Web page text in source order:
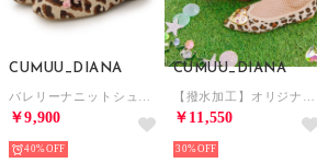
CUMUU_DIANA
￥9,900
40%
CUMUU_DIANA
￥11,550
30%